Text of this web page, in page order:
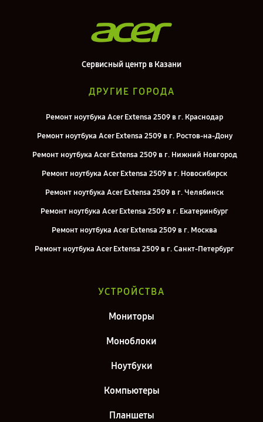
Сервисный центр в Казани
ДРУГИЕ ГОРОДА
Ремонт ноутбука Acer Extensa 2509 в г. Краснодар
Ремонт ноутбука Acer Extensa 2509 в г. Ростов-на-Дону
Ремонт ноутбука Acer Extensa 2509 в г. Нижний Новгород
Ремонт ноутбука Acer Extensa 2509 в г. Новосибирск
Ремонт ноутбука Acer Extensa 2509 в г. Челябинск
Ремонт ноутбука Acer Extensa 2509 в г. Екатеринбург
Ремонт ноутбука Acer Extensa 2509 в г. Москва
Ремонт ноутбука Acer Extensa 2509 в г. Санкт-Петербург
УСТРОЙСТВА
Мониторы
Моноблоки
Ноутбуки
Компьютеры
Планшеты